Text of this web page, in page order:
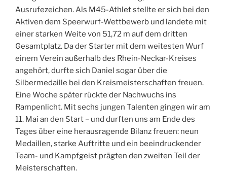
Ausrufezeichen. Als M45-Athlet stellte er sich bei den
Aktiven dem Speerwurf-Wettbewerb und landete mit
einer starken Weite von 51,72 m auf dem dritten
Gesamtplatz. Da der Starter mit dem weitesten Wurf
einem Verein außerhalb des Rhein-Neckar-Kreises
angehört, durfte sich Daniel sogar über die
Silbermedaille bei den Kreismeisterschaften freuen.
Eine Woche später rückte der Nachwuchs ins
Rampenlicht. Mit sechs jungen Talenten gingen wir am
11. Mai an den Start – und durften uns am Ende des
Tages über eine herausragende Bilanz freuen: neun
Medaillen, starke Auftritte und ein beeindruckender
Team- und Kampfgeist prägten den zweiten Teil der
Meisterschaften.